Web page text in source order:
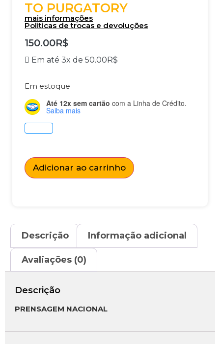
TO PURGATORY
mais informações
Politicas de trocas e devoluções
150.00R$
Em até 3x de 50.00R$
Em estoque
Até 12x sem cartão com a Linha de Crédito.
Saiba mais
Adicionar ao carrinho
Descrição Informação adicional
Avaliações (0)
Descrição
PRENSAGEM NACIONAL